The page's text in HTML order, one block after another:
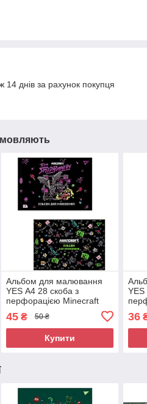
днів за рахунок покупця
Альбом для малювання
YES А4 28 скоба з
перфорацією Minecraft
45₴ 50 ₴
Купити
YES
36